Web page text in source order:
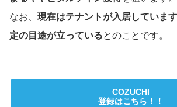
なお、 現在はテナントが入居していま
定の目途が立っているとのことです。
COZUCHI
登録はこちら！！